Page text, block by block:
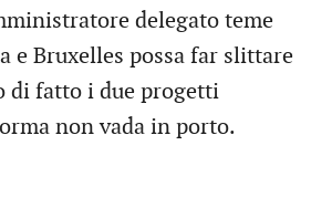
delegato teme
e Bruxelles possa far slittare
di fatto i due progetti
non vada in porto.